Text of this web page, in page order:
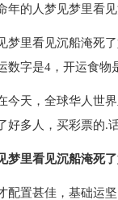
年的人梦见梦里看
梦里看见沉船淹死
数字是4，开运食物
今天，全球华人世
好多人，买彩票的.
梦里看见沉船淹死
配置甚佳，基础运